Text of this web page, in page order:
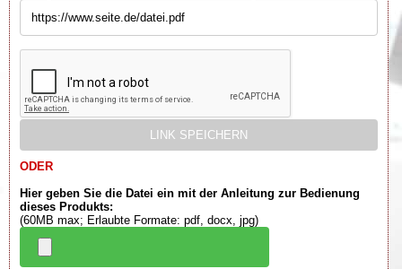
ODER
Hier geben Sie die Datei ein mit der Anleitung zur Bedienung
dieses Produkts:
(60MB max; Erlaubte Formate: pdf, docx, jpg)